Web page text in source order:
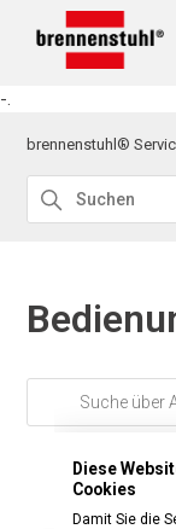
-.
brennenstuhl®
Diese
Cookies
Damit Sie die